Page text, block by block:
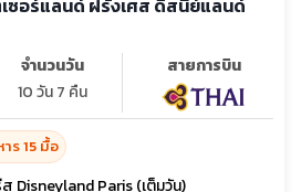
จำนวนวัน
10 วัน 7 คืน
สายการบิน
าร 15 มื้อ
Disneyland Paris (เต็มวัน)